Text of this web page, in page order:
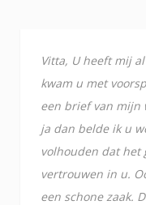
Vitta, U heeft mij
kwam u met
een brief van mijn
ja dan belde ik u
volhouden dat het
vertrouwen in u.
een schone zaak.